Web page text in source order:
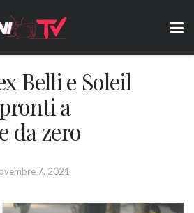
Belli e Soleil
a
da zero
7, 2021